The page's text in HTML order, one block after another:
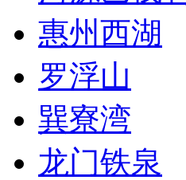
惠州西湖
罗浮山
巽寮湾
龙门铁泉